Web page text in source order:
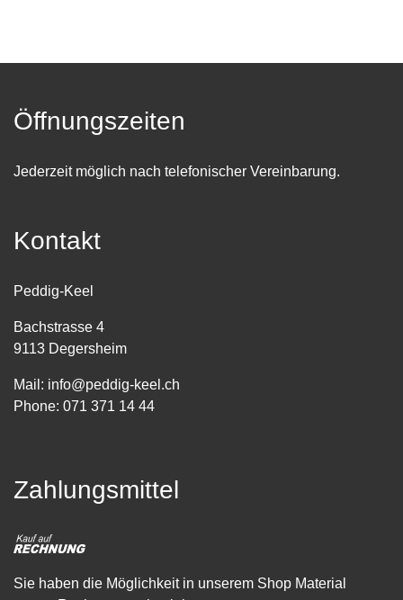
Öffnungszeiten
Jederzeit möglich nach telefonischer Vereinbarung.
Kontakt
Peddig-Keel
Bachstrasse 4
9113 Degersheim
Mail: info@peddig-keel.ch
Phone: 071 371 14 44
Zahlungsmittel
Sie haben die Möglichkeit in unserem Shop Material